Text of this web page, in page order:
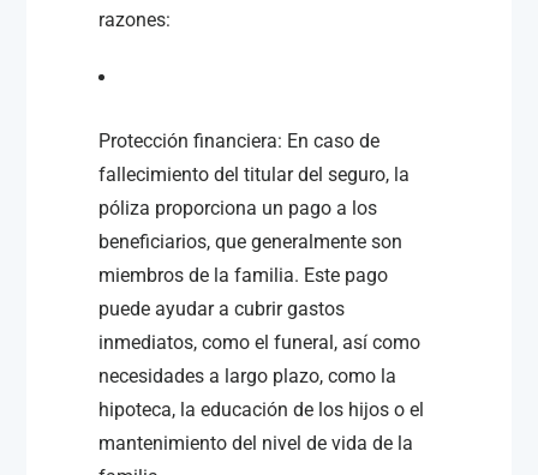
razones:
Protección financiera: En caso de
fallecimiento del titular del seguro, la
póliza proporciona un pago a los
beneficiarios, que generalmente son
miembros de la familia. Este pago
puede ayudar a cubrir gastos
inmediatos, como el funeral, así como
necesidades a largo plazo, como la
hipoteca, la educación de los hijos o el
mantenimiento del nivel de vida de la